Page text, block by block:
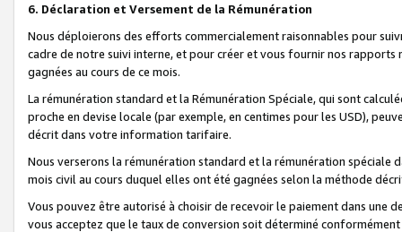
6. Déclaration et Versement de la Rémunération
Nous déploierons des efforts commercialement raisonnables pour
cadre de notre suivi interne, et pour créer et vous fournir nos
gagnées au cours de ce mois.
La rémunération standard et la Rémunération Spéciale, qui sont
proche en devise locale (par exemple, en centimes pour les USD),
décrit dans votre information tarifaire.
Nous verserons la rémunération standard et la rémunération spéciale
mois civil au cours duquel elles ont été gagnées selon la méthode
Vous pouvez être autorisé à choisir de recevoir le paiement dans une
vous acceptez que le taux de conversion soit déterminé